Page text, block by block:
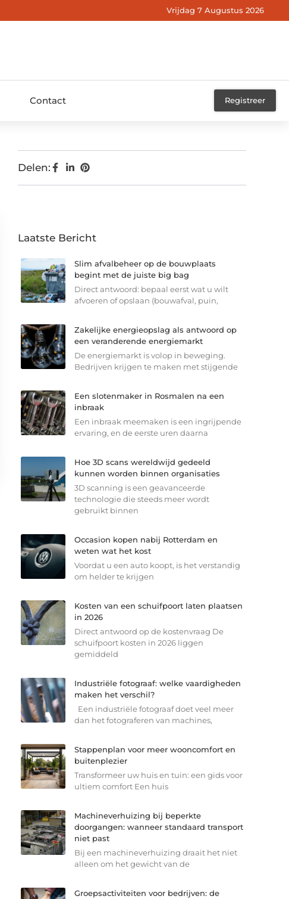
Vrijdag 7 Augustus 2026
Contact Registreer
Delen:
Laatste Bericht
Slim afvalbeheer op de bouwplaats
begint met de juiste big bag
Direct antwoord: bepaal eerst wat u wilt
afvoeren of opslaan (bouwafval, puin,
Zakelijke energieopslag als antwoord op
een veranderende energiemarkt
De energiemarkt is volop in beweging.
Bedrijven krijgen te maken met stijgende
Een slotenmaker in Rosmalen na een
inbraak
Een inbraak meemaken is een ingrijpende
ervaring, en de eerste uren daarna
Hoe 3D scans wereldwijd gedeeld
kunnen worden binnen organisaties
3D scanning is een geavanceerde
technologie die steeds meer wordt
gebruikt binnen
Occasion kopen nabij Rotterdam en
weten wat het kost
Voordat u een auto koopt, is het verstandig
om helder te krijgen
Kosten van een schuifpoort laten plaatsen
in 2026
Direct antwoord op de kostenvraag De
schuifpoort kosten in 2026 liggen
gemiddeld
Industriële fotograaf: welke vaardigheden
maken het verschil?
Een industriële fotograaf doet veel meer
dan het fotograferen van machines,
Stappenplan voor meer wooncomfort en
buitenplezier
Transformeer uw huis en tuin: een gids voor
ultiem comfort Een huis
Machineverhuizing bij beperkte
doorgangen: wanneer standaard transport
niet past
Bij een machineverhuizing draait het niet
alleen om het gewicht van de
Groepsactiviteiten voor bedrijven: de